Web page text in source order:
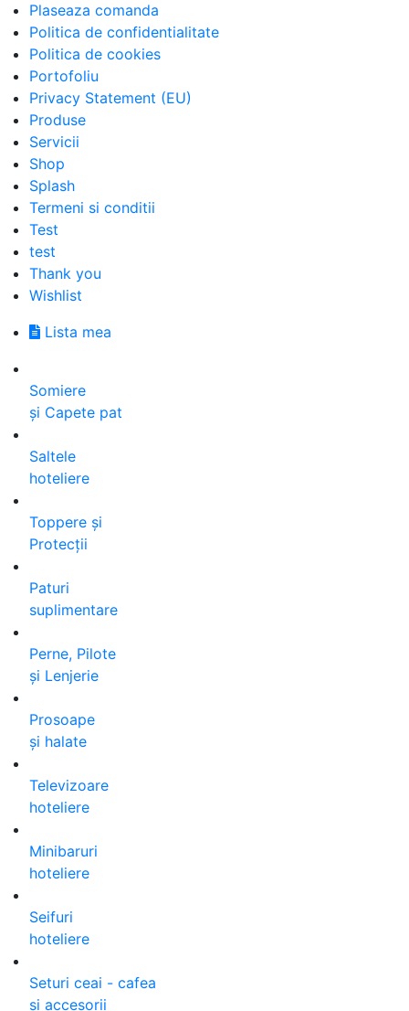
Plaseaza comanda
Politica de confidentialitate
Politica de cookies
Portofoliu
Privacy Statement (EU)
Produse
Servicii
Shop
Splash
Termeni si conditii
Test
test
Thank you
Wishlist
Lista mea
Somiere
și Capete pat
Saltele
hoteliere
Toppere și
Protecții
Paturi
suplimentare
Perne, Pilote
și Lenjerie
Prosoape
și halate
Televizoare
hoteliere
Minibaruri
hoteliere
Seifuri
hoteliere
Seturi ceai - cafea
și accesorii